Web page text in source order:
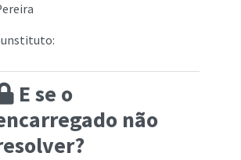
E se o
não